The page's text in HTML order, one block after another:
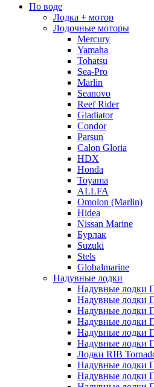
По воде
Лодка + мотор
Лодочные моторы
Mercury
Yamaha
Tohatsu
Sea-Pro
Marlin
Seanovo
Reef Rider
Gladiator
Condor
Parsun
Calon Gloria
HDX
Honda
Toyama
ALLFA
Omolon (Marlin)
Hidea
Nissan Marine
Бурлак
Suzuki
Stels
Globalmarine
Надувные лодки
Надувные
Надувные лодки
Надувные лодки
Надувные лодки
Надувные лодки
Надувные лодки
Лодки RIB
Надувные лодки
Надувные лодки